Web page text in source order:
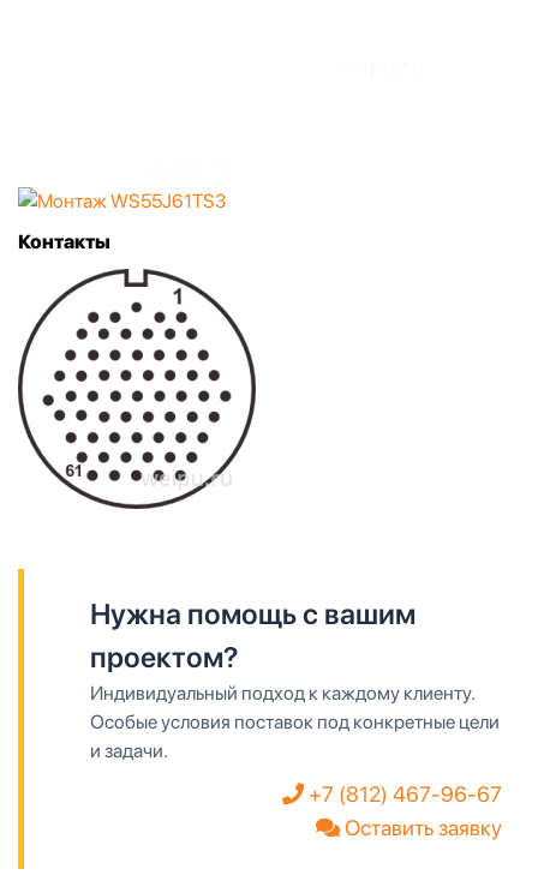
Контакты
Нужна помощь с вашим
проектом?
Индивидуальный подход к каждому клиенту.
Особые условия поставок под конкретные цели
и задачи.
+7 (812) 467-96-67
Оставить заявку